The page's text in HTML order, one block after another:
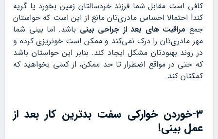
کافی است مقابل شما فرزند خردسالتان زمین بخورد یا گریه
کند! احتمالا احساس مادری‌تان مانع از این است که حواستان
جمع مراقبت های بعد از جراحی بینی باشد. اما بینی شما
مهر مادری‌تان را درک نمی‌کند و ممکن است خونریزی کرده و
در روند بهبودتان مشکل ایجاد کند. بنابر این حواستان باشد
که حتی در مواقع اضطرار تا حد ممکن، از کسی بخواهید که
کمکتان کند.
۳-خوردن خوارکی سفت بدترین کار بعد از
عمل بینی!